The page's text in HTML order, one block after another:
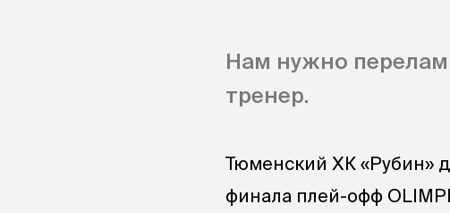
Нам нужно
тренер.
Тюменский ХК «Рубин»
финала плей-офф